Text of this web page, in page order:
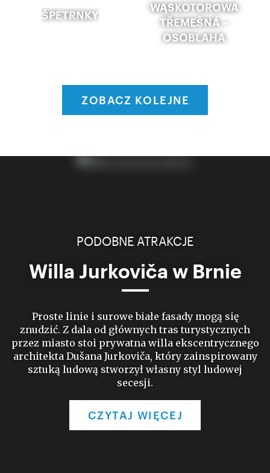
ŠPETRNKY
WĄSKOTOROWA
TŘEMEŠNÁ –
OSOBLAHA
ZOBACZ KOLEJNE
PODOBNE ATRAKCJE
Willa Jurkoviča w Brnie
Proste linie i surowe białe fasady mogą się
znudzić. Z dala od głównych tras turystycznych
przez miasto stoi prywatna willa ekscentrycznego
architekta Dušana Jurkoviča, który zainspirowany
sztuką ludową stworzył własny styl ludowej
secesji.
CZYTAJ WIĘCEJ